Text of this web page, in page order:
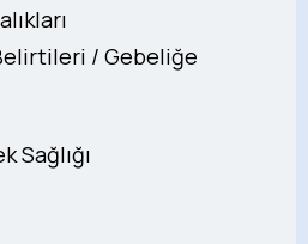
/ Gebeliğe
Sağlığı